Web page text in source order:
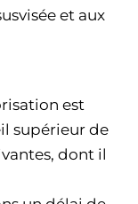
et aux
est
supérieur de
dont il